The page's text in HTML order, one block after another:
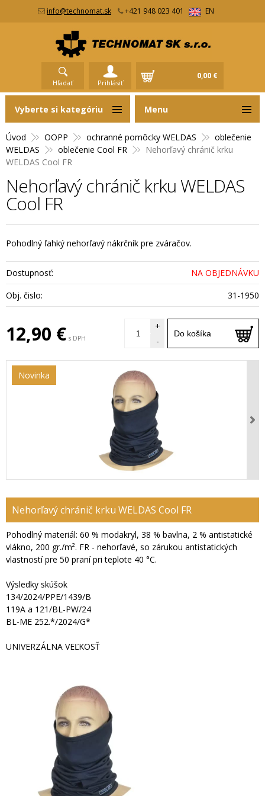
info@technomat.sk +421 948 023 401 EN
Hľadať Prihlásiť
0,00 €
Úvod OOPP ochranné pomôcky WELDAS
oblečenie
WELDAS
oblečenie Cool FR
Nehorľavý chránič krku
WELDAS Cool FR
Nehorľavý chránič krku WELDAS
Cool FR
Pohodlný ľahký nehorľavý nákrčník pre zváračov.
Dostupnosť:
NA OBJEDNÁVKU
Obj. čislo:
31-1950
12,90 € s DPH Do košíka
+
-
Novinka
Nehorľavý chránič krku WELDAS Cool FR
Pohodlný materiál: 60 % modakryl, 38 % bavlna, 2 % antistatické
vlákno, 200 gr./m². FR - nehorľavé, so zárukou antistatických
vlastností pre 50 praní pri teplote 40 °C.
Výsledky skúšok
134/2024/PPE/1439/B
119A a 121/BL-PW/24
BL-ME 252.*/2024/G*
UNIVERZÁLNA VEĽKOSŤ
Vyberte si kategóriu Menu